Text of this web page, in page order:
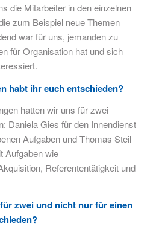
die Mitarbeiter in den einzelnen
zum Beispiel neue Themen
war für uns, jemanden zu
für Organisation hat und sich
habt ihr euch entschieden?
hatten wir uns für zwei
Daniela Gies für den Innendienst
Aufgaben und Thomas Steil
Aufgaben wie
Referententätigkeit und
zwei und nicht nur für einen